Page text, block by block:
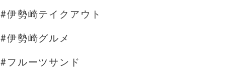
#伊勢崎テイクアウト
#伊勢崎グルメ
#フルーツサンド